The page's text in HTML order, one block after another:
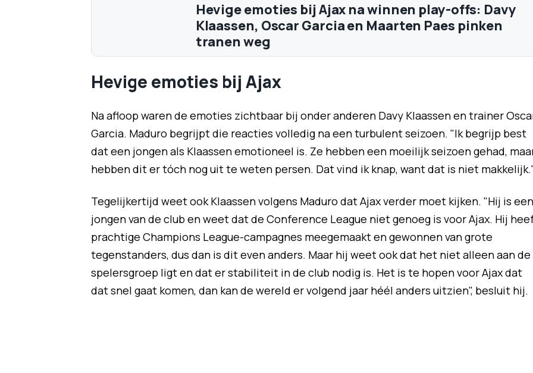
Hevige emoties bij Ajax na winnen play-offs: Davy
Klaassen, Oscar Garcia en Maarten Paes pinken
tranen weg
Hevige emoties bij Ajax
Na afloop waren de emoties zichtbaar bij onder anderen Davy Klaassen en trainer
Garcia. Maduro begrijpt die reacties volledig na een turbulent seizoen. "Ik begrijp best
dat een jongen als Klaassen emotioneel is. Ze hebben een moeilijk seizoen gehad,
hebben dit er tóch nog uit te weten persen. Dat vind ik knap, want dat is niet
Tegelijkertijd weet ook Klaassen volgens Maduro dat Ajax verder moet kijken. "Hij is een
jongen van de club en weet dat de Conference League niet genoeg is voor Ajax. Hij
prachtige Champions League-campagnes meegemaakt en gewonnen van grote
tegenstanders, dus dan is dit even anders. Maar hij weet ook dat het niet alleen aan de
spelersgroep ligt en dat er stabiliteit in de club nodig is. Het is te hopen voor Ajax dat
dat snel gaat komen, dan kan de wereld er volgend jaar héél anders uitzien", besluit hij.